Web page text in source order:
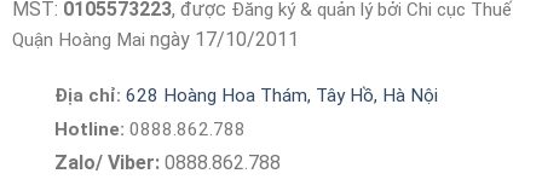
MST: 0105573223, được Đăng ký & quản lý bởi Chi cục Thuế
Quận Hoàng Mai ngày 17/10/2011
Địa chỉ: 628 Hoàng Hoa Thám, Tây Hồ, Hà Nội
Hotline: 0888.862.788
Zalo/ Viber:0888.862.788